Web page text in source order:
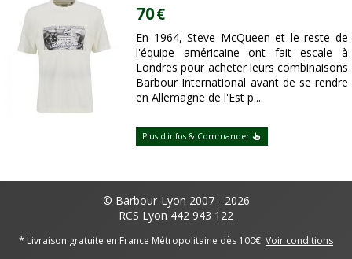
70€
En 1964, Steve McQueen et le reste de
l'équipe américaine ont fait escale à
Londres pour acheter leurs combinaisons
Barbour International avant de se rendre
en Allemagne de l'Est p...
Plus d'infos & Commander
© Barbour-Lyon 2007 - 2026
RCS Lyon 442 943 122
* Livraison gratuite en France Métropolitaine dès 100€. Voir conditions